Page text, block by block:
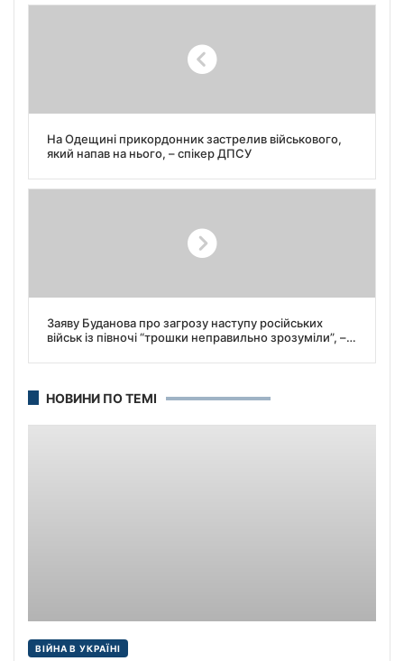
На Одещині прикордонник застрелив військового,
який напав на нього, – спікер ДПСУ
Заяву Буданова про загрозу наступу російських
військ із півночі “трошки неправильно зрозуміли”, –
НОВИНИ ПО ТЕМІ
ВІЙНА В УКРАЇНІ